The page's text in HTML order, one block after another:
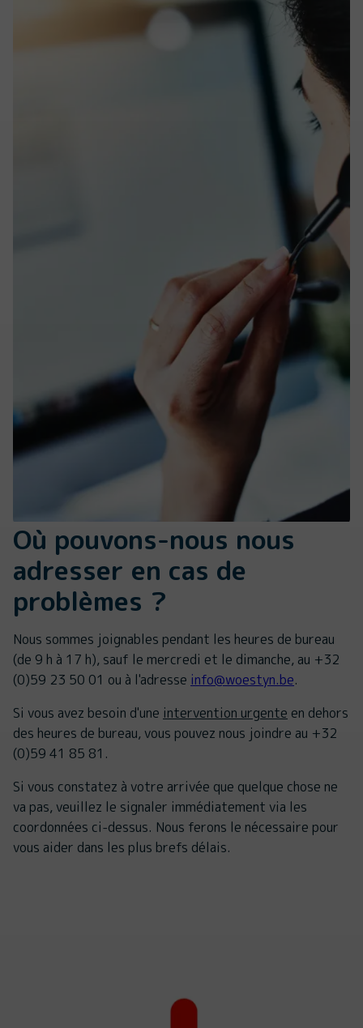
Où pouvons-nous nous
adresser en cas de
problèmes ?
Nous sommes joignables pendant les heures de bureau
(de 9 h à 17 h), sauf le mercredi et le dimanche, au +32
(0)59 23 50 01 ou à l'adresse info@woestyn.be.
Si vous avez besoin d'une intervention urgente en dehors
des heures de bureau, vous pouvez nous joindre au +32
(0)59 41 85 81.
Si vous constatez à votre arrivée que quelque chose ne
va pas, veuillez le signaler immédiatement via les
coordonnées ci-dessus. Nous ferons le nécessaire pour
vous aider dans les plus brefs délais.